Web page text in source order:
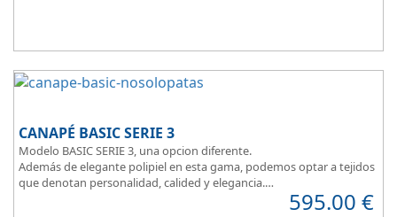
CANAPÉ BASIC SERIE 3
Modelo BASIC SERIE 3, una opcion diferente.
Además de elegante polipiel en esta gama, podemos optar a tejidos
que denotan personalidad, calided y elegancia.
595.00 €